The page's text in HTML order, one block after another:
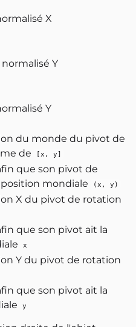
X
Y
Y
du monde du pivot de
de
[x, y]
que son pivot de
mondiale
(x, y)
X du pivot de rotation
que son pivot ait la
x
Y du pivot de rotation
que son pivot ait la
y